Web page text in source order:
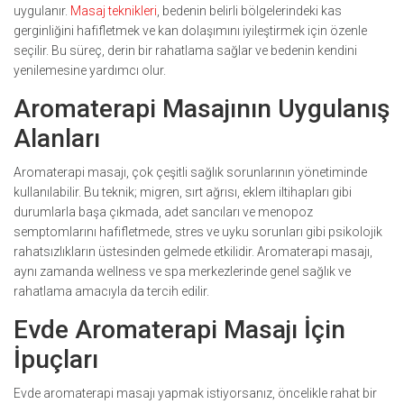
uygulanır. Masaj teknikleri , bedenin belirli bölgelerindeki kas
gerginliğini hafifletmek ve kan dolaşımını iyileştirmek için özenle
seçilir. Bu süreç, derin bir rahatlama sağlar ve bedenin kendini
yenilemesine yardımcı olur.
Aromaterapi Masajının Uygulanış
Alanları
Aromaterapi masajı, çok çeşitli sağlık sorunlarının yönetiminde
kullanılabilir. Bu teknik; migren, sırt ağrısı, eklem iltihapları gibi
durumlarla başa çıkmada, adet sancıları ve menopoz
semptomlarını hafifletmede, stres ve uyku sorunları gibi psikolojik
rahatsızlıkların üstesinden gelmede etkilidir. Aromaterapi masajı,
aynı zamanda wellness ve spa merkezlerinde genel sağlık ve
rahatlama amacıyla da tercih edilir.
Evde Aromaterapi Masajı İçin
İpuçları
Evde aromaterapi masajı yapmak istiyorsanız, öncelikle rahat bir